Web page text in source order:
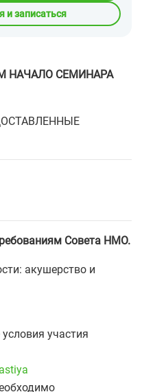
и записаться
НАЧАЛО СЕМИНАРА
Совета НМО.
акушерство и
участия